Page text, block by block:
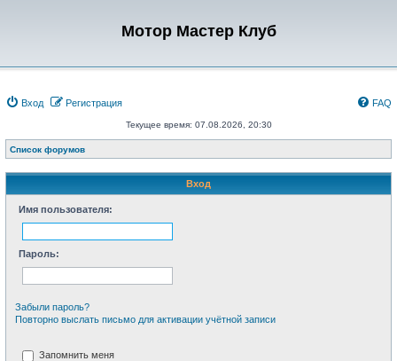
Мотор Мастер Клуб
Вход Регистрация FAQ
Текущее время: 07.08.2026, 20:30
Список форумов
Вход
Имя пользователя:
Пароль:
Забыли пароль?
Повторно выслать письмо для активации учётной записи
Запомнить меня